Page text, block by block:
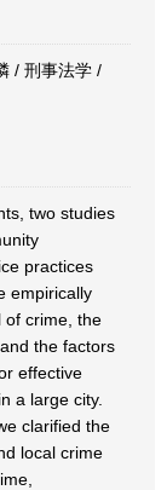
/ 刑事法学 /
two studies
practices
empirically
of crime, the
the factors
effective
a large city.
clarified the
local crime